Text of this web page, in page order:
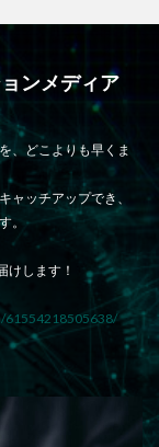
ンメディア
、どこよりも早くま
ャッチアップでき、
。
けします！
61554218505638/